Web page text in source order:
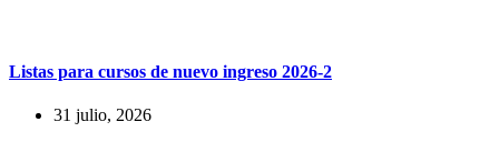
Listas para cursos de nuevo ingreso 2026-2
31 julio, 2026